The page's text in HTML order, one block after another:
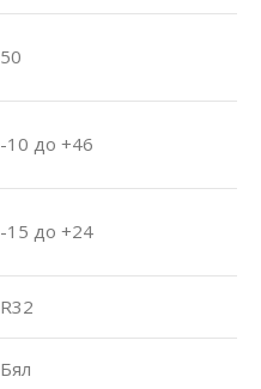
50
-10 до +46
-15 до +24
R32
Бял